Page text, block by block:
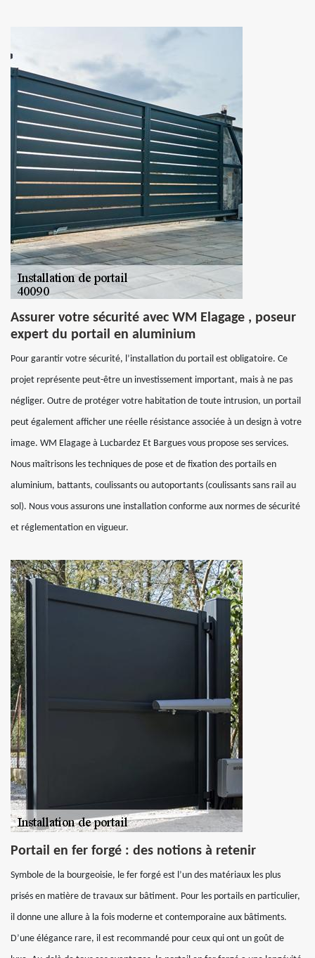
Assurer votre sécurité avec WM Elagage , poseur
expert du portail en aluminium
Pour garantir votre sécurité, l’installation du portail est obligatoire. Ce
projet représente peut-être un investissement important, mais à ne pas
négliger. Outre de protéger votre habitation de toute intrusion, un portail
peut également afficher une réelle résistance associée à un design à votre
image. WM Elagage à Lucbardez Et Bargues vous propose ses services.
Nous maîtrisons les techniques de pose et de fixation des portails en
aluminium, battants, coulissants ou autoportants (coulissants sans rail au
sol). Nous vous assurons une installation conforme aux normes de sécurité
et réglementation en vigueur.
Portail en fer forgé : des notions à retenir
Symbole de la bourgeoisie, le fer forgé est l’un des matériaux les plus
prisés en matière de travaux sur bâtiment. Pour les portails en particulier,
il donne une allure à la fois moderne et contemporaine aux bâtiments.
D’une élégance rare, il est recommandé pour ceux qui ont un goût de